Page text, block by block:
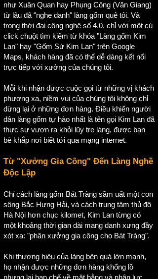
như Xuân Quan hay Phụng Công (Văn Giang)
từ lâu đã "nghe danh" làng gốm quê tôi. Và
trong thời đại công nghệ số 4.0, chỉ với một cú
click chuột tìm kiếm từ khóa "Làng gốm Kim
Lan" hay "Gốm Sứ Kim Lan" trên Google
Maps, khách hàng đã có thể dễ dàng kết nối
trực tiếp với xưởng của chúng tôi.
Mỗi khi nhận được cuộc gọi từ những vị khách
phương xa, niềm vui của chúng tôi không chỉ
dừng lại ở những đơn hàng. Điều khiến người
dân làng gốm tự hào nhất là tên gọi Kim Lan đã
thực sự vươn ra khỏi lũy tre làng, được bạn
bè khắp nơi biết tới qua mạng internet.
Từ "Xưởng Gia Công" Đến Làng Nghề
Độc Lập
Chỉ cách làng gốm Bát Tràng sầm uất một con
sông Bắc Hưng Hải, và cách trung tâm thủ đô
Hà Nội hơn chục kilomet, Kim Lan từng có
một khoảng thời gian dài mang danh xưng đầy
xót xa: "phân xưởng gia công cho Bát Tràng".
Khi thương hiệu của làng bên quá lớn mạnh,
họ nhận được những đơn hàng khổng lồ
nhưng lại hạn chế về mặt bằng và nhân lực